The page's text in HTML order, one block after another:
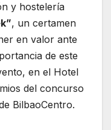
y hostelería
, un certamen
en valor ante
de este
en el Hotel
del concurso
BilbaoCentro.